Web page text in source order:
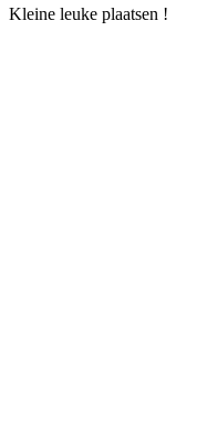
Kleine leuke plaatsen !